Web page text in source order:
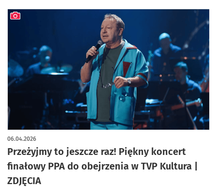
Przeżyjmy to jeszcze raz! Piękny koncert
finałowy PPA do obejrzenia w TVP Kultura |
ZDJĘCIA
06.04.2026
artykuł z galerią zdjęć